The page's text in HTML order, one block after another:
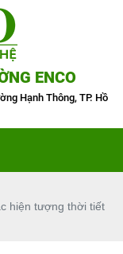
ENCO
Hạnh Thông, TP. Hồ
hiện tượng thời tiết